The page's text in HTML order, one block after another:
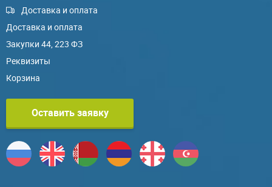
Доставка и оплата
Доставка и оплата
Закупки 44, 223 ФЗ
Реквизиты
Корзина
Оставить заявку